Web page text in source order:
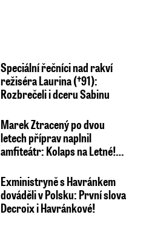
Speciální řečníci nad rakví
režiséra Laurina (†91):
Rozbrečeli i dceru Sabinu
Marek Ztracený po dvou
letech příprav naplnil
amfiteátr: Kolaps na Letné!…
Exministryně s Havránkem
dováděli v Polsku: První slova
Decroix i Havránkové!